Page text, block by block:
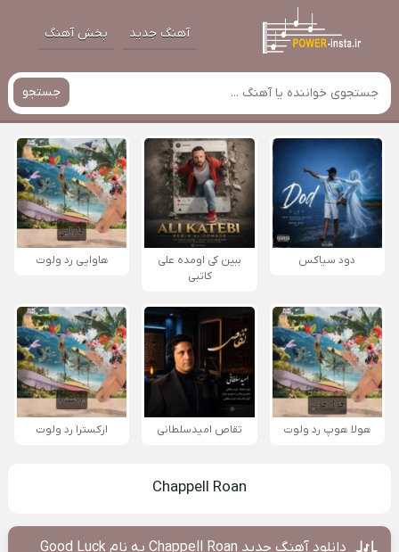
آهنگ جدید پخش آهنگ
جستجو
دود سیاکس
ببین کی اومده علی
کاتبی
هاوایی رد ولوت
هولا هوپ رد ولوت تقاص امیدسلطانی ارکسترا رد ولوت
Chappell Roan
دانلود آهنگ جدید Chappell Roan به نام Good Luck